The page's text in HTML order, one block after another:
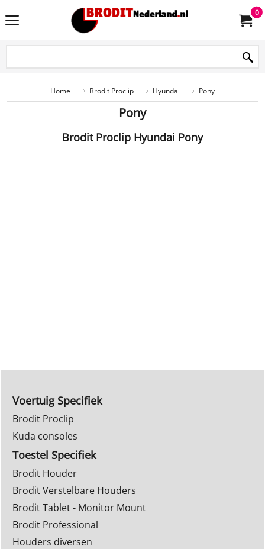
0
Home Brodit Proclip Hyundai Pony
Pony
Brodit Proclip Hyundai Pony
Voertuig Specifiek
Brodit Proclip
Kuda consoles
Toestel Specifiek
Brodit Houder
Brodit Verstelbare Houders
Brodit Tablet - Monitor Mount
Brodit Professional
Houders diversen